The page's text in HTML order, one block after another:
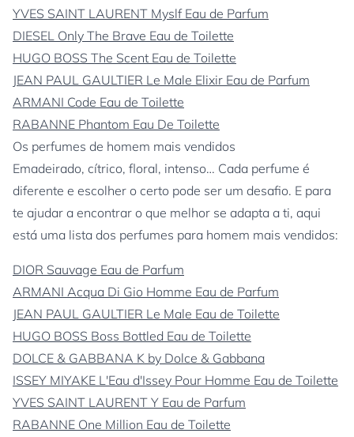
YVES SAINT LAURENT Myslf Eau de Parfum
DIESEL Only The Brave Eau de Toilette
HUGO BOSS The Scent Eau de Toilette
JEAN PAUL GAULTIER Le Male Elixir Eau de Parfum
ARMANI Code Eau de Toilette
RABANNE Phantom Eau De Toilette
Os perfumes de homem mais vendidos
Emadeirado, cítrico, floral, intenso… Cada perfume é
diferente e escolher o certo pode ser um desafio. E para
te ajudar a encontrar o que melhor se adapta a ti, aqui
está uma lista dos perfumes para homem mais vendidos:
DIOR Sauvage Eau de Parfum
ARMANI Acqua Di Gio Homme Eau de Parfum
JEAN PAUL GAULTIER Le Male Eau de Toilette
HUGO BOSS Boss Bottled Eau de Toilette
DOLCE & GABBANA K by Dolce & Gabbana
ISSEY MIYAKE L'Eau d'Issey Pour Homme Eau de Toilette
YVES SAINT LAURENT Y Eau de Parfum
RABANNE One Million Eau de Toilette